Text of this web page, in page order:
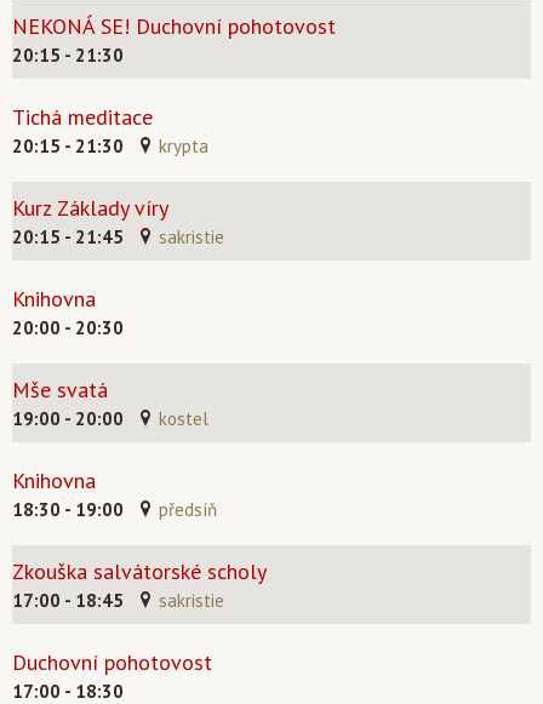
NEKONÁ SE! Duchovní pohotovost
20:15 - 21:30
Tichá meditace
20:15 - 21:30 krypta
Kurz Základy víry
20:15 - 21:45 sakristie
Knihovna
20:00 - 20:30
Mše svatá
19:00 - 20:00 kostel
Knihovna
18:30 - 19:00 předsíň
Zkouška salvátorské scholy
17:00 - 18:45 sakristie
Duchovní pohotovost
17:00 - 18:30